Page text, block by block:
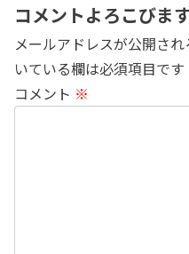
コメントよろこびま
メールアドレスが公開され
いている欄は必須項目です
コメント ※